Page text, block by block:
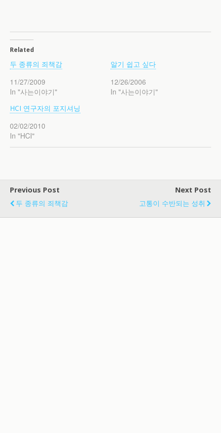
Related
두 종류의 죄책감
11/27/2009
In "사는이야기"
알기 쉽고 싶다
12/26/2006
In "사는이야기"
HCI 연구자의 포지셔닝
02/02/2010
In "HCI"
Previous Post
두 종류의 죄책감
Next Post
고통이 수반되는 성취